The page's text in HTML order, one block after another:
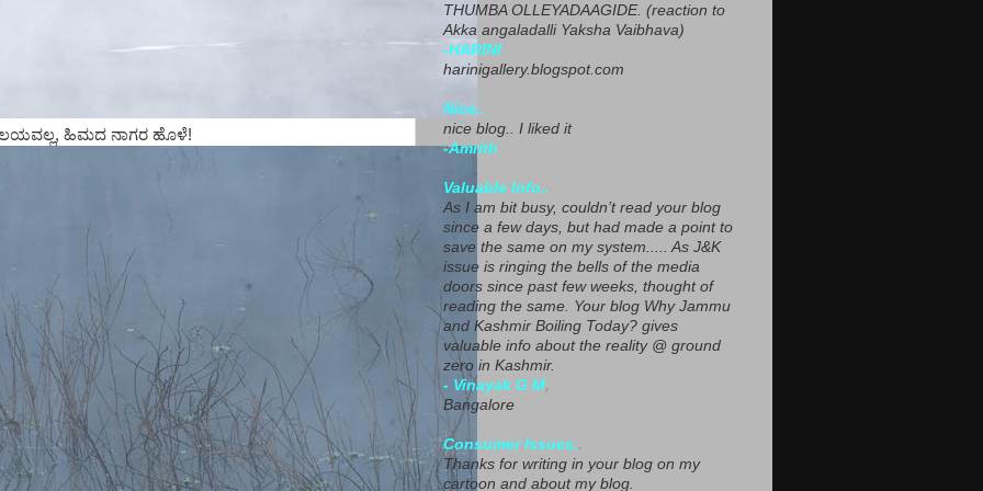
ಹಿಮದ ನಾಗರ ಹೊಳೆ!
THUMBA OLLEYADAAGIDE. (reaction to
Akka angaladalli Yaksha Vaibhava)
-HARINI
harinigallery.blogspot.com
Nice..
nice blog.. I liked it
-Amrith
Valuable Info..
As I am bit busy, couldn’t read your blog
since a few days, but had made a point to
save the same on my system..... As J&K
issue is ringing the bells of the media
doors since past few weeks, thought of
reading the same. Your blog Why Jammu
and Kashmir Boiling Today? gives
valuable info about the reality @ ground
zero in Kashmir.
- Vinayak G M,
Bangalore
Consumer Issues..
Thanks for writing in your blog on my
cartoon and about my blog.